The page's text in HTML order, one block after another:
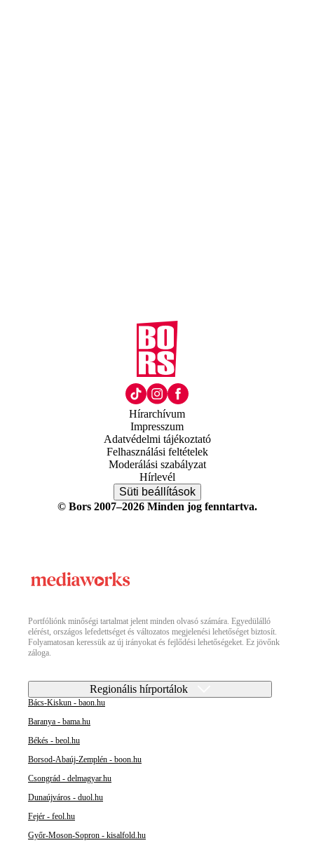
Hírarchívum
Impresszum
Adatvédelmi tájékoztató
Felhasználási feltételek
Moderálási szabályzat
Hírlevél
Süti beállítások
© Bors 2007–2026 Minden jog fenntartva.
Portfóliónk minőségi tartalmat jelent minden olvasó számára. Egyedülálló
elérést, országos lefedettséget és változatos megjelenési lehetőséget biztosít.
Folyamatosan keressük az új irányokat és fejlődési lehetőségeket. Ez jövőnk
záloga.
Regionális hírportálok
Bács-Kiskun - baon.hu
Baranya - bama.hu
Békés - beol.hu
Borsod-Abaúj-Zemplén - boon.hu
Csongrád - delmagyar.hu
Dunaújváros - duol.hu
Fejér - feol.hu
Győr-Moson-Sopron - kisalfold.hu